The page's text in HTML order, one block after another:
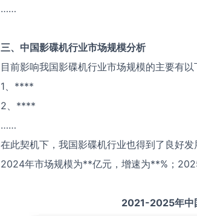
……
三、中国影碟机行业市场规模分析
目前影响我国影碟机行业市场规模的主要有以
1、****
2、****
……
在此契机下，我国影碟机行业也得到了良好
2024年市场规模为**亿元，增速为**%；
2021-2025年中